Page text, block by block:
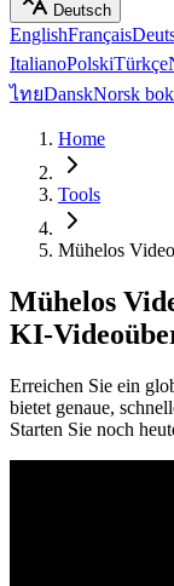
Deutsch
EnglishFrançais
ItalianoPolskiTürkçe
ไทยDanskNorsk
Home
Tools
Mühelos
Mühelos
KI-
Erreichen Sie ein
bietet genaue,
Starten Sie noch